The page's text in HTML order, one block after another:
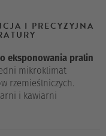
I PRECYZYJNA
eksponowania pralin
mikroklimat
rzemieślniczych.
i kawiarni